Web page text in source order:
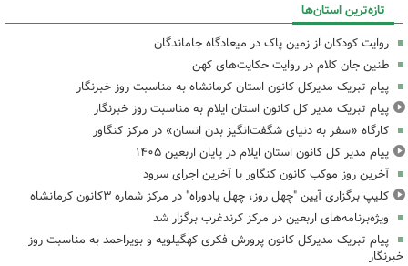
تازه‌ترین استان‌ها
روایت کودکان از زمین پاک در میعادگاه جاماندگان
طنین جان کلام در روایت حکایت‌های کهن
پیام تبریک مدیرکل کانون استان کرمانشاه به مناسبت روز خبرنگار
پیام تبریک مدیر کل کانون استان ایلام به مناسبت روز خبرنگار
کارگاه «سفر به دنیای شگفت‌انگیز بدن انسان» در مرکز کنگاور
پیام مدیر کل کانون استان ایلام در پایان اربعین ۱۴۰۵
آخرین روز موکب کانون کنگاور با آخرین اجرای سرود
کلیپ برگزاری آیین "چهل روز، چهل یادوراه" در مرکز شماره ۳کانون کرمانشاه
ویژه‌برنامه‌های اربعین در مرکز کرندغرب برگزار شد
پیام تبریک مدیرکل کانون پرورش فکری کهگیلویه و بویراحمد به مناسبت روز
خبرنگار